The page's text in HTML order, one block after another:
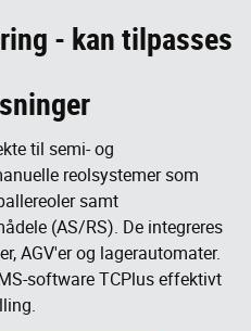
- kan tilpasses
til semi- og
reolsystemer som
samt
(AS/RS). De integreres
AGV'er og lagerautomater.
software TCPlus effektivt